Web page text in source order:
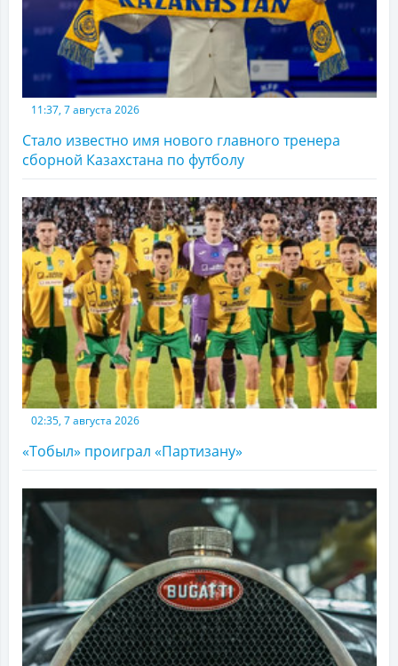
11:37, 7 августа 2026
Стало известно имя нового главного тренера
сборной Казахстана по футболу
02:35, 7 августа 2026
«Тобыл» проиграл «Партизану»